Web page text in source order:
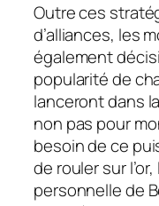
Outre ces
d’alliances, les
également
popularité de
lanceront dans
non pas pour
besoin de ce
de rouler sur
personnelle de